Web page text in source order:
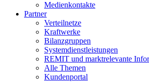
Medienkontakte
Partner
Verteilnetze
Kraftwerke
Bilanzgruppen
Systemdienstleistungen
REMIT und marktrelevante
Alle Themen
Kundenportal